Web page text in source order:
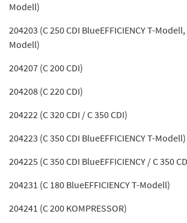
Modell)
204203 (C 250 CDI BlueEFFICIENCY T-Modell,
Modell)
204207 (C 200 CDI)
204208 (C 220 CDI)
204222 (C 320 CDI / C 350 CDI)
204223 (C 350 CDI BlueEFFICIENCY T-Modell)
204225 (C 350 CDI BlueEFFICIENCY / C 350
204231 (C 180 BlueEFFICIENCY T-Modell)
204241 (C 200 KOMPRESSOR)